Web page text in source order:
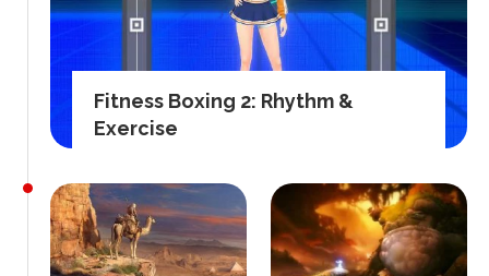
Fitness Boxing 2: Rhythm &
Exercise